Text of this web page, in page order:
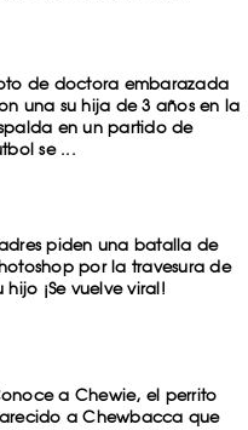
de doctora embarazada
una su hija de 3 años en la
en un partido de
se ...
piden una batalla de
por la travesura de
hijo ¡Se vuelve viral!
a Chewie, el perrito
a Chewbacca que